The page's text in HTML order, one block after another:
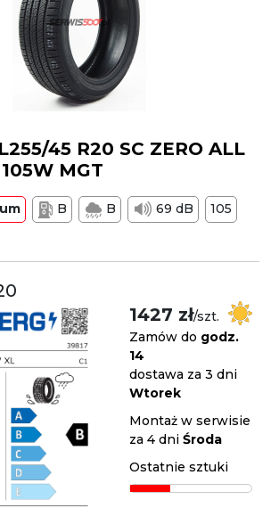
45 R20 SC ZERO ALL
MGT
B B 69 dB
105
1427 zł/szt.
Zamów do godz.
14
dostawa za 3 dni
Wtorek
Montaż w serwisie
za 4 dniŚroda
Ostatnie sztuki